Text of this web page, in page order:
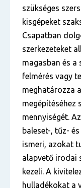
szükséges
kisgépeket
Csapatban
szerkezeteket
magasban és a
felmérés vagy
meghatározza
megépítéséhez
mennyiségét.
baleset-, tűz-
ismeri, azokat
alapvető irodai
kezeli. A
hulladékokat a